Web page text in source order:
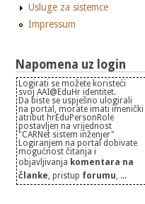
Usluge za sistemce
Impressum
Napomena uz login
Logirati se možete koristeći
svoj AAI@EduHr identitet.
Da biste se uspješno ulogirali
na portal, morate imati imenički
atribut hrEduPersonRole
postavljen na vrijednost
"CARNet sistem inženjer"
Logiranjem na portal dobivate
mogućnost čitanja i
objavljivanja komentara na
članke , pristup forumu , ...